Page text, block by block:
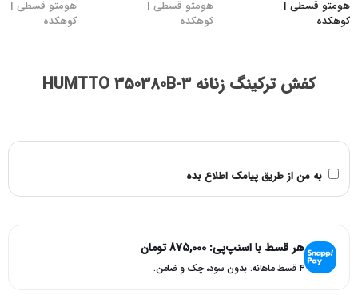
کفش ترکینگ زنانه HUMTTO 350380B-3
به من از طریق پیامک اطلاع بده
هر قسط با اسنپ‌پی: 875,000تومان
۴ قسط ماهانه. بدون سود، چک و ضامن.